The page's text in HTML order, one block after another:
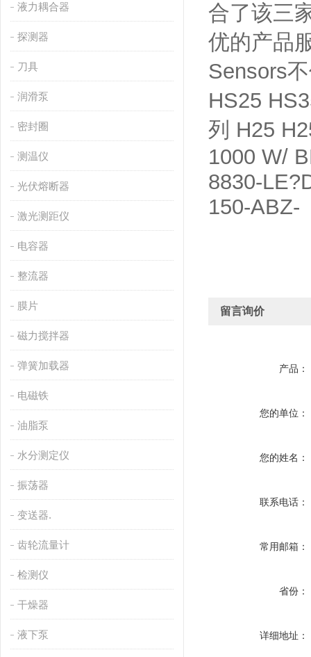
液力耦合器
探测器
刀具
润滑泵
密封圈
测温仪
光伏熔断器
激光测距仪
电容器
整流器
膜片
磁力搅拌器
弹簧加载器
电磁铁
油脂泵
水分测定仪
振荡器
变送器.
齿轮流量计
检测仪
干燥器
液下泵
合了该三
优的产品
Sensors
HS25
列 H25
1000 W/
8830-
150-ABZ-
留言询价
产品：
您的单位：
您的姓名：
联系电话：
常用邮箱：
省份：
详细地址：